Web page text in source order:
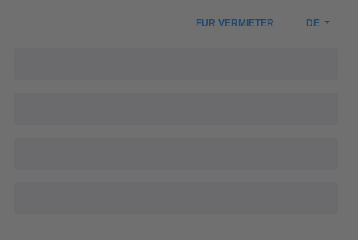
FÜR VERMIETER DE